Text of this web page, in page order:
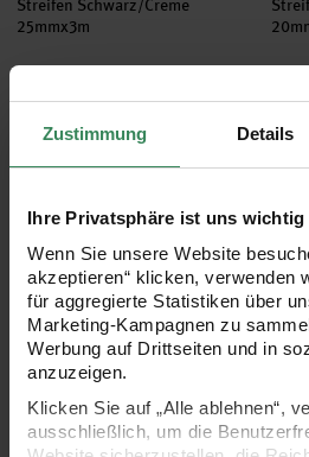
Zustimmung Details
Ihre Privatsphäre ist uns wichtig
Wenn Sie unsere Website
akzeptieren“ klicken, verwenden
für aggregierte Statistiken über
Marketing-Kampagnen zu
Werbung auf Drittseiten und in
anzuzeigen.
Klicken Sie auf „Alle ablehnen“,
ausschließlich, um die
Streifen Schwarz/Creme
25mmx3m
3,49 €
3,00 m (1,16 € / 1 m) 3,00 m
neu
Hersteller:
Rico Design
Paper Poetry Webband mit
neu
Rico